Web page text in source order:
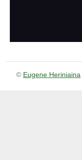
© Eugene Heriniaina